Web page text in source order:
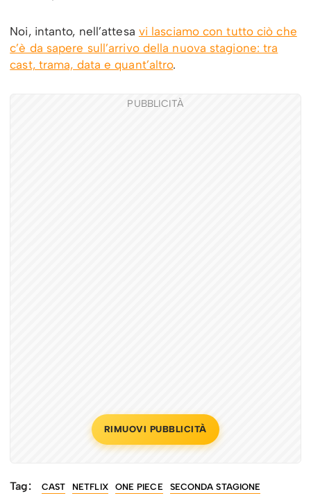
Noi, intanto, nell’attesa vi lasciamo con tutto ciò che
c’è da sapere sull’arrivo della nuova stagione: tra
cast, trama, data e quant’altro.
PUBBLICITÀ
RIMUOVI PUBBLICITÀ
Tag: CAST NETFLIX ONE PIECE SECONDA STAGIONE